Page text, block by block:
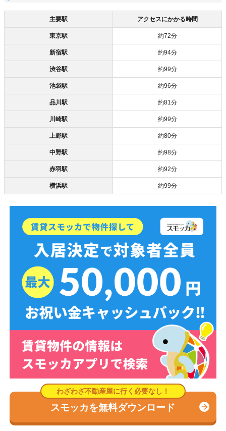
主要駅 アクセスにかかる時間
東京駅 約72分
新宿駅 約94分
渋谷駅 約99分
池袋駅 約96分
品川駅 約81分
川崎駅 約99分
上野駅 約80分
中野駅 約98分
赤羽駅 約92分
横浜駅 約99分
スモッカを無料ダウンロード